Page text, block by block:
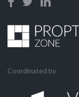
Coordinated by